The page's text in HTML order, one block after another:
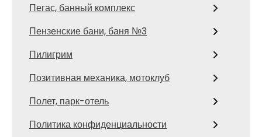
Пегас, банный комплекс
Пензенские бани, баня №3
Пилигрим
Позитивная механика, мотоклуб
Полет, парк-отель
Политика конфиденциальности